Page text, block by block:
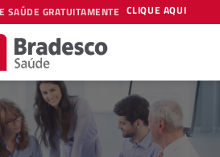
SAÚDE GRATUITAMENTE CLIQUE AQUI